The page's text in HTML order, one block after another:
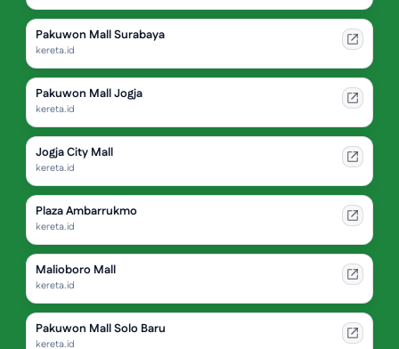
Pakuwon Mall Surabaya
kereta.id
Pakuwon Mall Jogja
kereta.id
Jogja City Mall
kereta.id
Plaza Ambarrukmo
kereta.id
Malioboro Mall
kereta.id
Pakuwon Mall Solo Baru
kereta.id